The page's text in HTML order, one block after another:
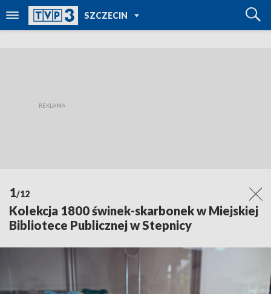
SZCZECIN
TVP REGIONY
1/12
Kolekcja 1800 świnek-skarbonek w Miejskiej
Bibliotece Publicznej w Stepnicy